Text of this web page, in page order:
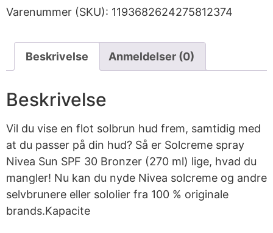
Varenummer (SKU): 1193682624275812374
Beskrivelse Anmeldelser (0)
Beskrivelse
Vil du vise en flot solbrun hud frem, samtidig med
at du passer på din hud? Så er Solcreme spray
Nivea Sun SPF 30 Bronzer (270 ml) lige, hvad du
mangler! Nu kan du nyde Nivea solcreme og andre
selvbrunere eller sololier fra 100 % originale
brands.Kapacite